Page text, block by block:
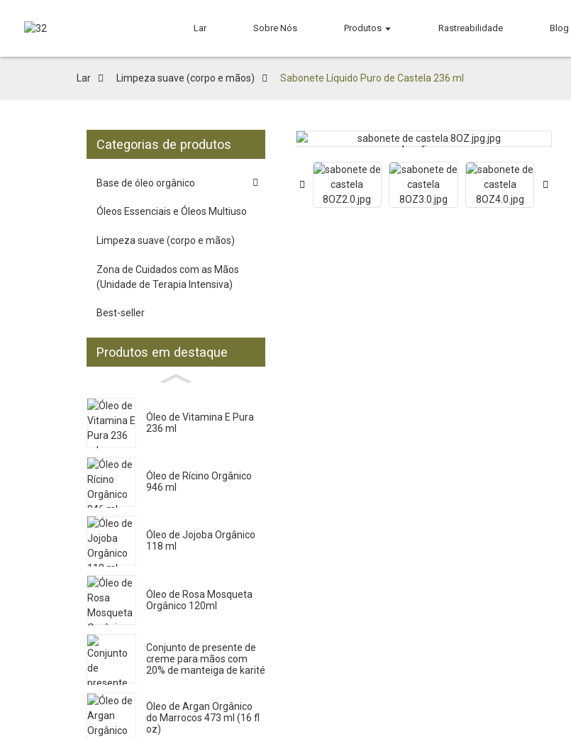
Lar Sobre Nós Produtos Rastreabilidade Blog
Lar Limpeza suave (corpo e mãos) Sabonete Líquido Puro de Castela 236 ml
Categorias de produtos
Base de óleo orgânico
Óleos Essenciais e Óleos Multiuso
Limpeza suave (corpo e mãos)
Zona de Cuidados com as Mãos
(Unidade de Terapia Intensiva)
Best-seller
Produtos em destaque
Óleo de Vitamina E Pura
236 ml
Óleo de Rícino Orgânico
946 ml
Óleo de Jojoba Orgânico
118 ml
Óleo de Rosa Mosqueta
Orgânico 120ml
Conjunto de presente de
creme para mãos com
20% de manteiga de karité
Óleo de Argan Orgânico
do Marrocos 473 ml (16 fl
oz)
Loading...
Loading... Loading...
Loading...